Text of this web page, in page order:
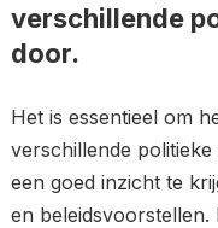
verschillende
door.
Het is essentieel om
verschillende
een goed inzicht te
en